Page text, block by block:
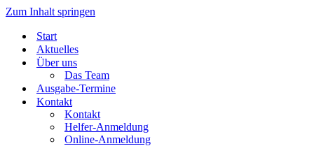
Zum Inhalt springen
Start
Aktuelles
Über uns
Das Team
Ausgabe-Termine
Kontakt
Kontakt
Helfer-Anmeldung
Online-Anmeldung